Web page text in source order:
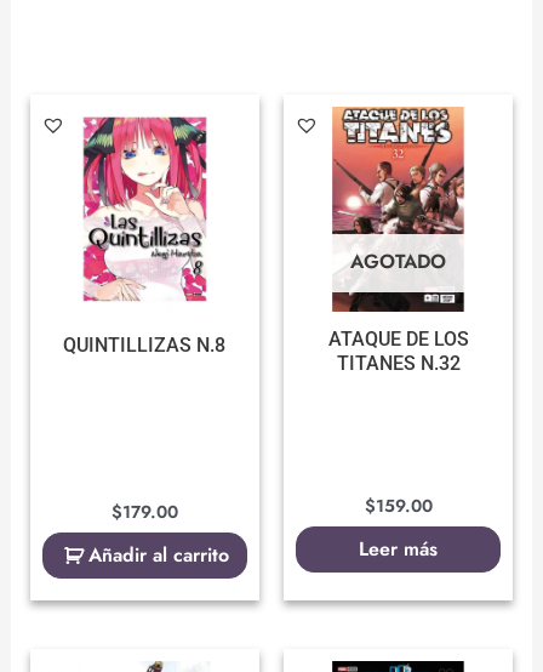
QUINTILLIZAS N.8
$179.00
Añadir al carrito
AGOTADO
ATAQUE DE LOS
TITANES N.32
$159.00
Leer más